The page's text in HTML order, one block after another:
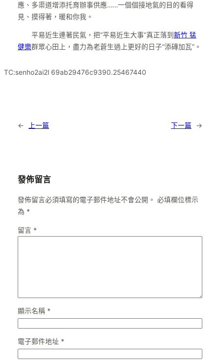
應、多渠道增添托育辦事供應……一個個接地氣的目的看得
見、摸得著，暖和你我。
平易近生連著民氣，把“平易近生大事”真正落到 新竹 猛
健樂群眾心田上，盡力為老蒼生過上更好的日子“添磚加瓦”。
TC:senho2ai2l 69ab29476c9390.25467440
← 上一篇 下一篇 →
發佈留言
發佈留言必須填寫的電子郵件地址不會公開。 必填欄位標示
為 *
留言 *
顯示名稱 *
電子郵件地址 *